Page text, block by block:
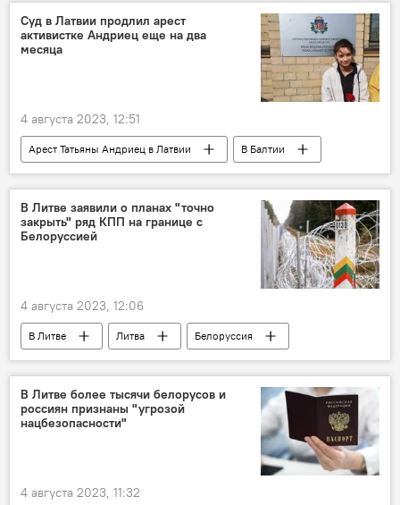
Клайпедский порт
электричество
Orlen Lietuva
Суд в Латвии продлил арест
активистке Андриец еще на два
месяца
4 августа 2023, 12:51
Арест Татьяны Андриец в Латвии
В Балтии
Латвия
Общество суд
В Литве заявили о планах "точно
закрыть" ряд КПП на границе с
Белоруссией
4 августа 2023, 12:06
В Литве Литва
Белоруссия
Лауринас Касчюнас
Закрытие КПП на границе с Белоруссией
В Литве более тысячи белорусов и
россиян признаны "угрозой
нацбезопасности"
4 августа 2023, 11:32